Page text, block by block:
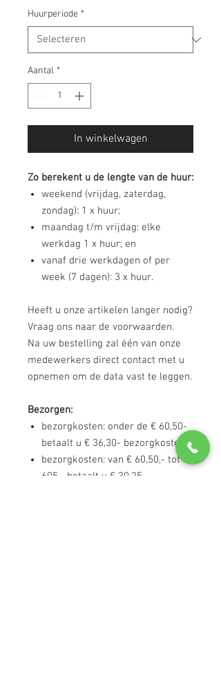
Huurperiode *
Aantal *
In winkelwagen
Zo berekent u de lengte van de huur:
weekend (vrijdag, zaterdag,
zondag): 1 x huur;
maandag t/m vrijdag: elke
werkdag 1 x huur; en
vanaf drie werkdagen of per
week (7 dagen): 3 x huur.
Heeft u onze artikelen langer nodig?
Vraag ons naar de voorwaarden.
Na uw bestelling zal één van onze
medewerkers direct contact met u
opnemen om de data vast te leggen.
Bezorgen:
bezorgkosten: onder de € 60,50-
betaalt u € 36,30- bezorgkosten;
bezorgkosten: van € 60,50,- tot €
605,- betaalt u € 30,25-